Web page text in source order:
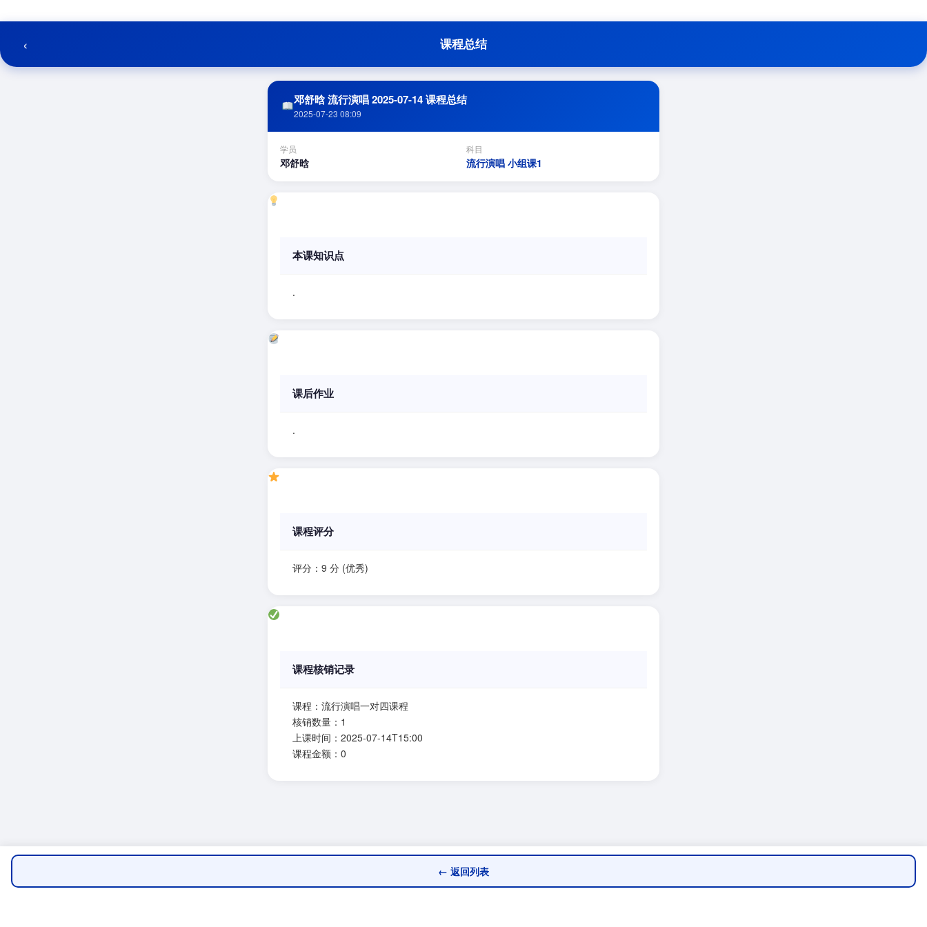
至
容
‹ 课程总结
邓舒晗 流行演唱 2025-07-14 课程总结
2025-07-23 08:09
学员
邓舒晗
科目
流行演唱 小组课1
本课知识点
.
课后作业
.
课程评分
评分：9 分 (优秀)
课程核销记录
课程：流行演唱一对四课程
核销数量：1
上课时间：2025-07-14T15:00
课程金额：0
← 返回列表